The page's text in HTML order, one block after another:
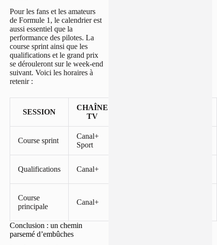
Pour les fans et les amateurs
de Formule 1, le calendrier est
aussi essentiel que la
performance des pilotes. La
course sprint ainsi que les
qualifications et le grand prix
se dérouleront sur le week-end
suivant. Voici les horaires à
retenir :
SESSION
CHAÎNE
TV
Course sprint
Canal+
Sport
Qualifications Canal+
Course
principale
Canal+
Conclusion : un chemin
parsemé d’embûches